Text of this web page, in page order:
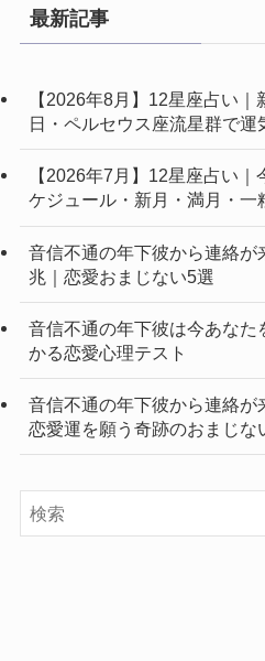
最新記事
【2026年8月】12星座占い
日・ペルセウス座流星群で運
【2026年7月】12星座占い
ケジュール・新月・満月・一
音信不通の年下彼から連絡が
兆｜恋愛おまじない5選
音信不通の年下彼は今あなた
かる恋愛心理テスト
音信不通の年下彼から連絡が
恋愛運を願う奇跡のおまじな